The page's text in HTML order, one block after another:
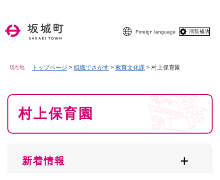
Foreign language 閲覧補助
現在地 トップページ > 組織でさがす > 教育文化課 > 村上保育園
本
村上保育園
新着情報